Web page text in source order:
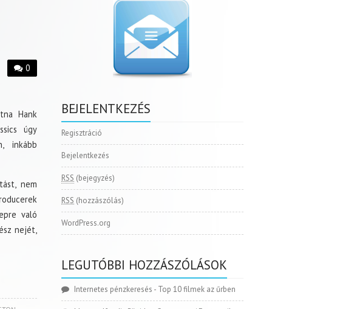
0
Hank
úgy
inkább
nem
való
nejét,
BEJELENTKEZÉS
Regisztráció
Bejelentkezés
RSS (bejegyzés)
RSS (hozzászólás)
WordPress.org
LEGUTÓBBI HOZZÁSZÓLÁSOK
Internetes pénzkeresés - Top 10 filmek az űrben